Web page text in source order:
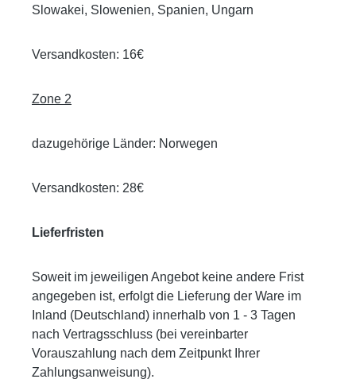
Slowakei, Slowenien, Spanien, Ungarn
Versandkosten: 16€
Zone 2
dazugehörige Länder: Norwegen
Versandkosten: 28€
Lieferfristen
Soweit im jeweiligen Angebot keine andere Frist
angegeben ist, erfolgt die Lieferung der Ware im
Inland (Deutschland) innerhalb von 1 - 3 Tagen
nach Vertragsschluss (bei vereinbarter
Vorauszahlung nach dem Zeitpunkt Ihrer
Zahlungsanweisung).